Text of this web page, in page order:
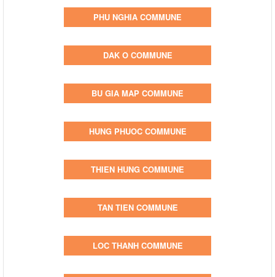
PHU NGHIA COMMUNE
DAK O COMMUNE
BU GIA MAP COMMUNE
HUNG PHUOC COMMUNE
THIEN HUNG COMMUNE
TAN TIEN COMMUNE
LOC THANH COMMUNE